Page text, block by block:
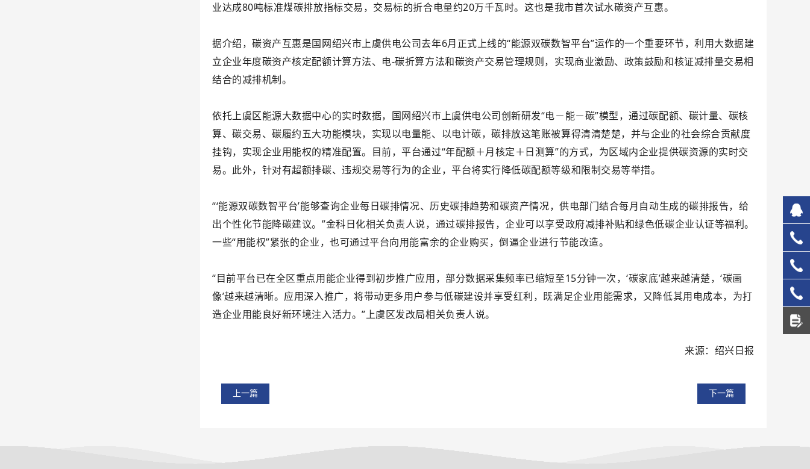
业达成80吨标准煤碳排放指标交易，交易标的折合电量约20万千瓦时。这也是我市首次试水碳资产互惠。
据介绍，碳资产互惠是国网绍兴市上虞供电公司去年6月正式上线的“能源双碳数智平台”运作的一个重要环节，利用大数据建
立企业年度碳资产核定配额计算方法、电-碳折算方法和碳资产交易管理规则，实现商业激励、政策鼓励和核证减排量交易相
结合的减排机制。
依托上虞区能源大数据中心的实时数据，国网绍兴市上虞供电公司创新研发“电－能－碳”模型，通过碳配额、碳计量、碳核
算、碳交易、碳履约五大功能模块，实现以电量能、以电计碳，碳排放这笔账被算得清清楚楚，并与企业的社会综合贡献度
挂钩，实现企业用能权的精准配置。目前，平台通过“年配额＋月核定＋日测算”的方式，为区域内企业提供碳资源的实时交
易。此外，针对有超额排碳、违规交易等行为的企业，平台将实行降低碳配额等级和限制交易等举措。
“‘能源双碳数智平台’能够查询企业每日碳排情况、历史碳排趋势和碳资产情况，供电部门结合每月自动生成的碳排报告，给
出个性化节能降碳建议。”金科日化相关负责人说，通过碳排报告，企业可以享受政府减排补贴和绿色低碳企业认证等福利。
一些“用能权”紧张的企业，也可通过平台向用能富余的企业购买，倒逼企业进行节能改造。
“目前平台已在全区重点用能企业得到初步推广应用，部分数据采集频率已缩短至15分钟一次，‘碳家底’越来越清楚，‘碳画
像’越来越清晰。应用深入推广，将带动更多用户参与低碳建设并享受红利，既满足企业用能需求，又降低其用电成本，为打
造企业用能良好新环境注入活力。”上虞区发改局相关负责人说。
来源：绍兴日报
上一篇 下一篇